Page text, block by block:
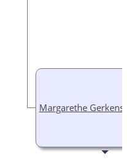
Margarethe Gerkens